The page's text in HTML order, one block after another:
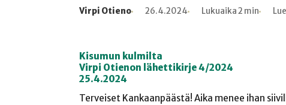
Kirjoittaja
Virpi Otieno
Julkaistu 26.4.2024
Lukuaika Lukuaika 2 min
Lukukertoja
Kisumun kulmilta
Virpi Otienon lähettikirje 4/2024
25.4.2024
Terveiset Kankaanpäästä! Aika menee ihan